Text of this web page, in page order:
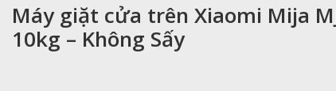
Máy giặt cửa trên Xiaomi Mija
10kg – Không Sấy